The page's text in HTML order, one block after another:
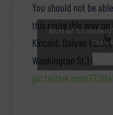
You should not be
this route this way on
Kincaid. Daiyan
Washington St.) is
pic.twitter.com/
Klicke auf "Ich stimme
Cookie-